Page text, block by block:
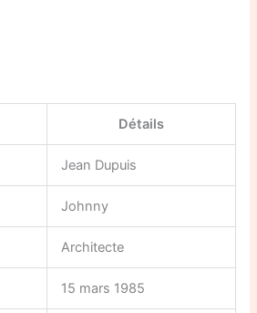
Détails
Jean Dupuis
Johnny
Architecte
15 mars 1985